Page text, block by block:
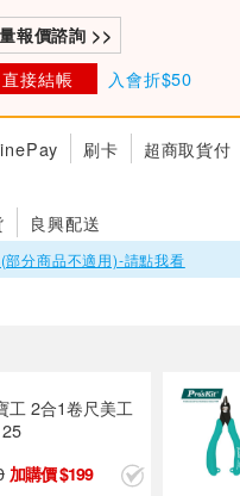
報價諮詢 >>
直接結帳 入會折$50
刷卡
超商取貨付
良興配送
分商品不適用)-請點我看
工 2合1卷尺美工
199